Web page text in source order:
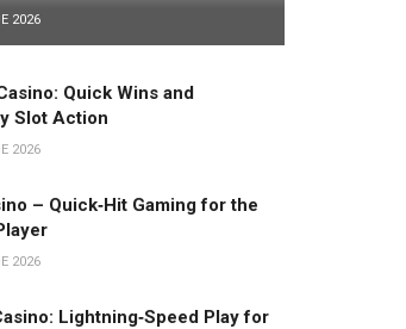
2026
Quick Wins and
Slot Action
2026
– Quick‑Hit Gaming for the
2026
Lightning‑Speed Play for